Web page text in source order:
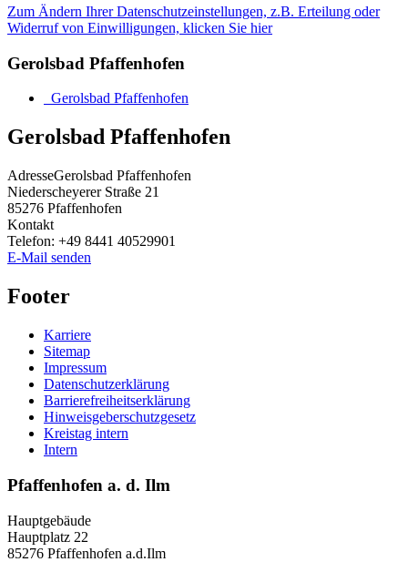
Zum Ändern Ihrer Datenschutzeinstellungen, z.B. Erteilung oder
Widerruf von Einwilligungen, klicken Sie hier
Gerolsbad Pfaffenhofen
Gerolsbad Pfaffenhofen
Gerolsbad Pfaffenhofen
AdresseGerolsbad Pfaffenhofen
Niederscheyerer Straße 21
85276 Pfaffenhofen
Kontakt
Telefon: +49 8441 40529901
E-Mail senden
Footer
Karriere
Sitemap
Impressum
Datenschutzerklärung
Barrierefreiheitserklärung
Hinweisgeberschutzgesetz
Kreistag intern
Intern
Pfaffenhofen a. d. Ilm
Hauptgebäude
Hauptplatz 22
85276 Pfaffenhofen a.d.Ilm